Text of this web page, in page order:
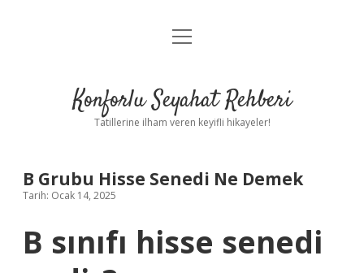
Anasayfa
Yasal Uyarı
menüyü
Konforlu Seyahat Rehberi
Tatillerine ilham veren keyifli hikayeler!
B Grubu Hisse Senedi Ne Demek
Tarih: Ocak 14, 2025
B sınıfı hisse senedi